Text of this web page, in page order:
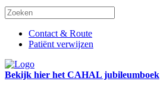
Contact & Route
Patiënt verwijzen
Bekijk hier het CAHAL jubileumboek